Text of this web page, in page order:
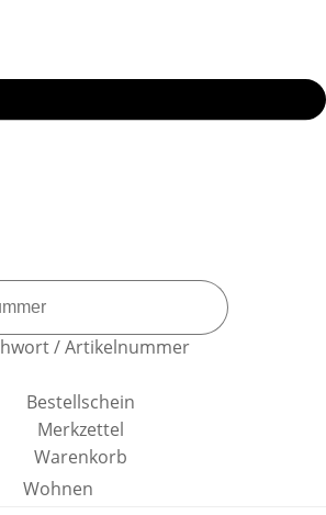
/ Artikelnummer
Bestellschein
Merkzettel
Warenkorb
Wohnen